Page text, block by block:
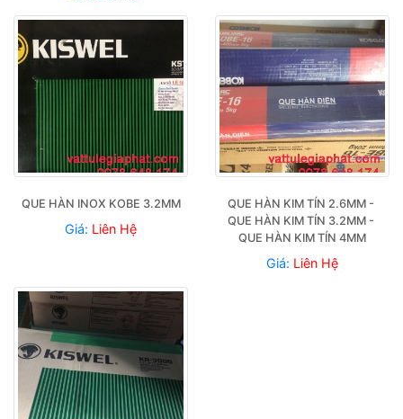
QUE HÀN INOX KOBE 3.2MM
Giá: Liên Hệ
QUE HÀN KIM TÍN 2.6MM -
QUE HÀN KIM TÍN 3.2MM -
QUE HÀN KIM TÍN 4MM
Giá: Liên Hệ